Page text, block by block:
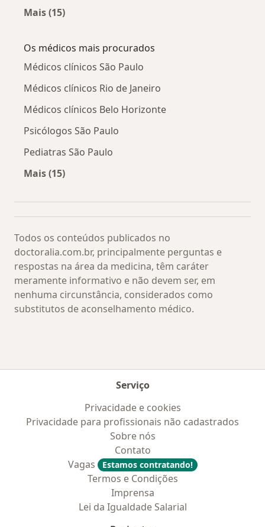
Mais (15)
Os médicos mais procurados
Médicos clínicos São Paulo
Médicos clínicos Rio de Janeiro
Médicos clínicos Belo Horizonte
Psicólogos São Paulo
Pediatras São Paulo
Mais (15)
Todos os conteúdos publicados no
doctoralia.com.br, principalmente perguntas e
respostas na área da medicina, têm caráter
meramente informativo e não devem ser, em
nenhuma circunstância, considerados como
substitutos de aconselhamento médico.
Serviço
Privacidade e cookies
Privacidade para profissionais não cadastrados
Sobre nós
Contato
Vagas
Estamos contratando!
Termos e Condições
Imprensa
Lei da Igualdade Salarial